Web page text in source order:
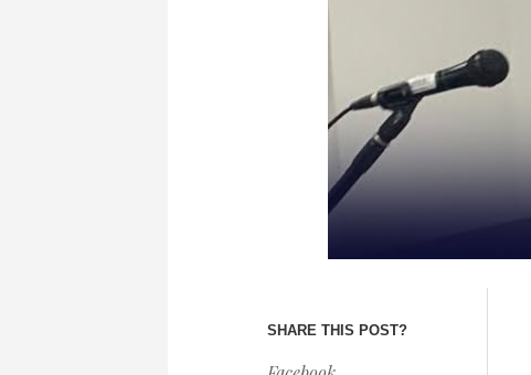
SHARE THIS POST?